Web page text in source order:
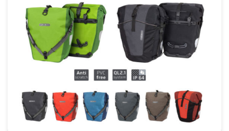
Die Ortlieb Back Roller Pro sind klassische Packtaschen für den
Gepäckträger und heben sich durch ihr Volumen von